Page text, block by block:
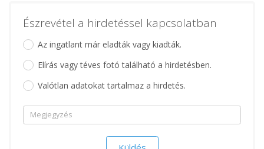
Észrevétel a hirdetéssel kapcsolatban
Az ingatlant már eladták vagy kiadták.
Elírás vagy téves fotó található a hirdetésben.
Valótlan adatokat tartalmaz a hirdetés.